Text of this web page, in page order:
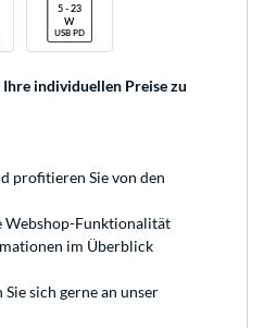
Ihre individuellen Preise zu
profitieren Sie von den
Webshop-Funktionalität
im Überblick
sich gerne an unser